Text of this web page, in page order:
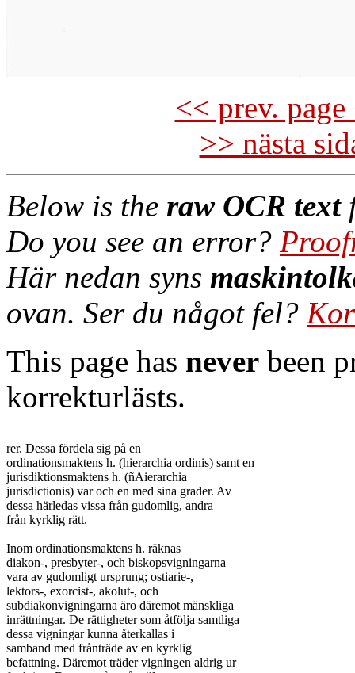
<< prev.
>> nästa
Below is the raw OCR text
Do you see an error?
Här nedan syns
ovan. Ser du något fel?
This page has never been
korrekturlästs.
rer. Dessa fördela sig på en
ordinationsmaktens h. (hierarchia ordinis) samt en
jurisdiktionsmaktens h. (ñAierarchia
jurisdictionis) var och en med sina grader. Av
dessa härledas vissa från gudomlig, andra
från kyrklig rätt.
Inom ordinationsmaktens h. räknas
diakon-, presbyter-, och biskopsvigningarna
vara av gudomligt ursprung; ostiarie-,
lektors-, exorcist-, akolut-, och
subdiakonvigningarna äro däremot mänskliga
inrättningar. De rättigheter som åtfölja samtliga
dessa vigningar kunna återkallas i
samband med frånträde av en kyrklig
befattning. Däremot träder vigningen aldrig ur